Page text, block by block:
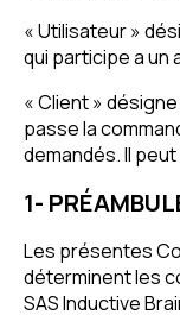
« Utilisateur »
qui participe a un
« Client »
passe la
demandés. Il
1-
Les présentes
déterminent les
SAS Inductive